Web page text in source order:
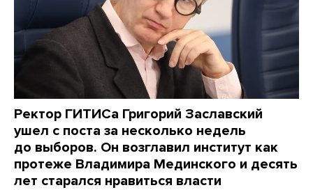
Ректор ГИТИСа Григорий Заславский
ушел с поста за несколько недель
до выборов. Он возглавил институт как
протеже Владимира Мединского и десять
лет старался нравиться власти